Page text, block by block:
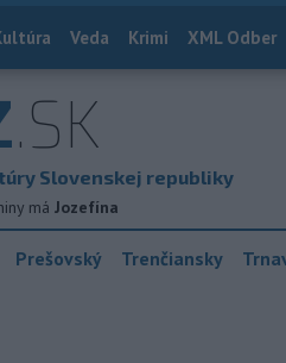
Veda Krimi XML Odber
.SK
Slovenskej republiky
má Jozefína
Prešovský Trenčiansky